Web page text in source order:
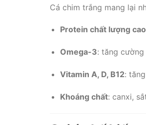
Cá chim trắng mang lại
Protein chất lượng cao
Omega-3: tăng
Vitamin A, D, B12:
Khoáng chất: canxi,